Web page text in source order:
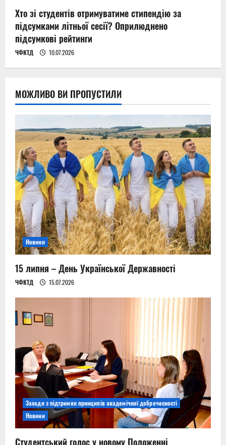
Хто зі студентів отримуватиме стипендію за
підсумками літньої сесії? Оприлюднено
підсумкові рейтинги
ЧФКТД 10.07.2026
МОЖЛИВО ВИ ПРОПУСТИЛИ
Новини
15 липня – День Української Державності
ЧФКТД 15.07.2026
Заходи з підтримки принципів академічної доброчесності
Новини
Студентський голос у новому Положенні